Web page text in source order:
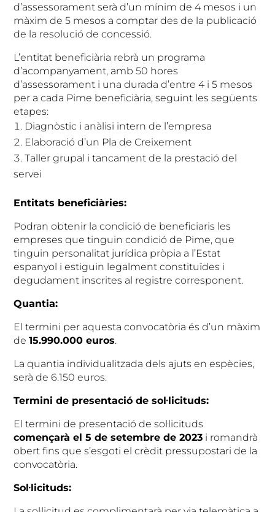
d’assessorament serà d’un mínim de 4 mesos i un
màxim de 5 mesos a comptar des de la publicació
de la resolució de concessió.
L’entitat beneficiària rebrà un programa
d’acompanyament, amb 50 hores
d’assessorament i una durada d’entre 4 i 5 mesos
per a cada Pime beneficiària, seguint les següents
etapes:
Diagnòstic i anàlisi intern de l’empresa
Elaboració d’un Pla de Creixement
Taller grupal i tancament de la prestació del
servei
Entitats beneficiàries:
Podran obtenir la condició de beneficiaris les
empreses que tinguin condició de Pime, que
tinguin personalitat jurídica pròpia a l’Estat
espanyol i estiguin legalment constituïdes i
degudament inscrites al registre corresponent.
Quantia:
El termini per aquesta convocatòria és d’un màxim
de15.990.000 euros.
La quantia individualitzada dels ajuts en espècies,
serà de 6.150 euros.
Termini de presentació de sol·licituds:
El termini de presentació de sol·licituds
començarà el 5 de setembre de 2023 i romandrà
obert fins que s’esgoti el crèdit pressupostari de la
convocatòria.
Sol·licituds: